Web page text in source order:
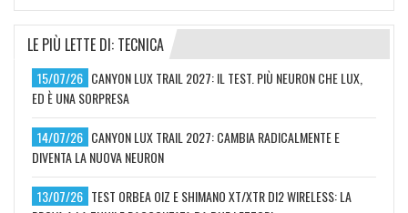
LE PIÙ LETTE DI: TECNICA
15/07/26 CANYON LUX TRAIL 2027: IL TEST. PIÙ NEURON CHE LUX,
ED È UNA SORPRESA
14/07/26 CANYON LUX TRAIL 2027: CAMBIA RADICALMENTE E
DIVENTA LA NUOVA NEURON
13/07/26 TEST ORBEA OIZ E SHIMANO XT/XTR DI2 WIRELESS: LA